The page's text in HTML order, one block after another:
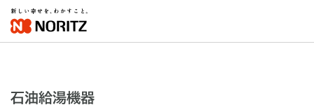
石油給湯機器